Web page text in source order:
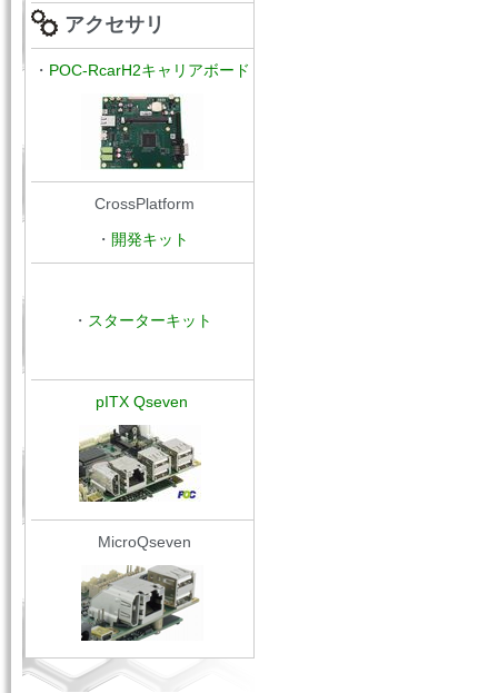
アクセサリ
・ POC-RcarH2キャリアボード
CrossPlatform
・ 開発キット
・ スターターキット
pITX Qseven
MicroQseven